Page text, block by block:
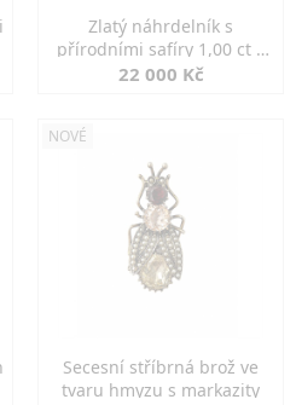
Zlatý náhrdelník s
přírodními safíry 1,00 ct a
diamanty
22 000 Kč
NOVÉ
Secesní stříbrná brož ve
tvaru hmyzu s markazity